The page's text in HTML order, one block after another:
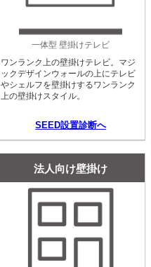
一体型 壁掛けテレビ
ワンランク上の壁掛けテレビ。マジ
ックデザインウォールの上にテレビ
やシェルフを壁掛けするワンランク
上の壁掛けスタイル。
SEED設置診断へ
法人向け壁掛け